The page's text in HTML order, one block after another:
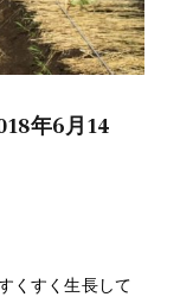
年6月14
くすく生長して